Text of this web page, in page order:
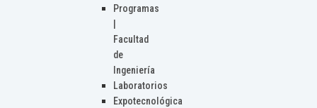
Programas
Facultad
de
Ingeniería
Laboratorios
Expotecnológica